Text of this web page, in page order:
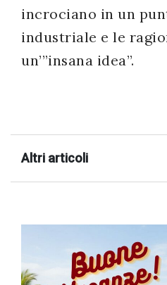
incrociano in un
industriale e le
un’”insana idea”.
Altri articoli